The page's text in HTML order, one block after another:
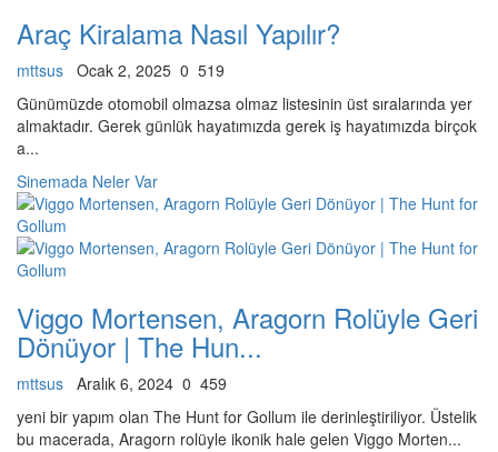
Araç Kiralama Nasıl Yapılır?
mttsus Ocak 2, 2025 0 519
Günümüzde otomobil olmazsa olmaz listesinin üst sıralarında yer
almaktadır. Gerek günlük hayatımızda gerek iş hayatımızda birçok
a...
Sinemada Neler Var
Viggo Mortensen, Aragorn Rolüyle Geri
Dönüyor | The Hun...
mttsus Aralık 6, 2024 0 459
yeni bir yapım olan The Hunt for Gollum ile derinleştiriliyor. Üstelik
bu macerada, Aragorn rolüyle ikonik hale gelen Viggo Morten...